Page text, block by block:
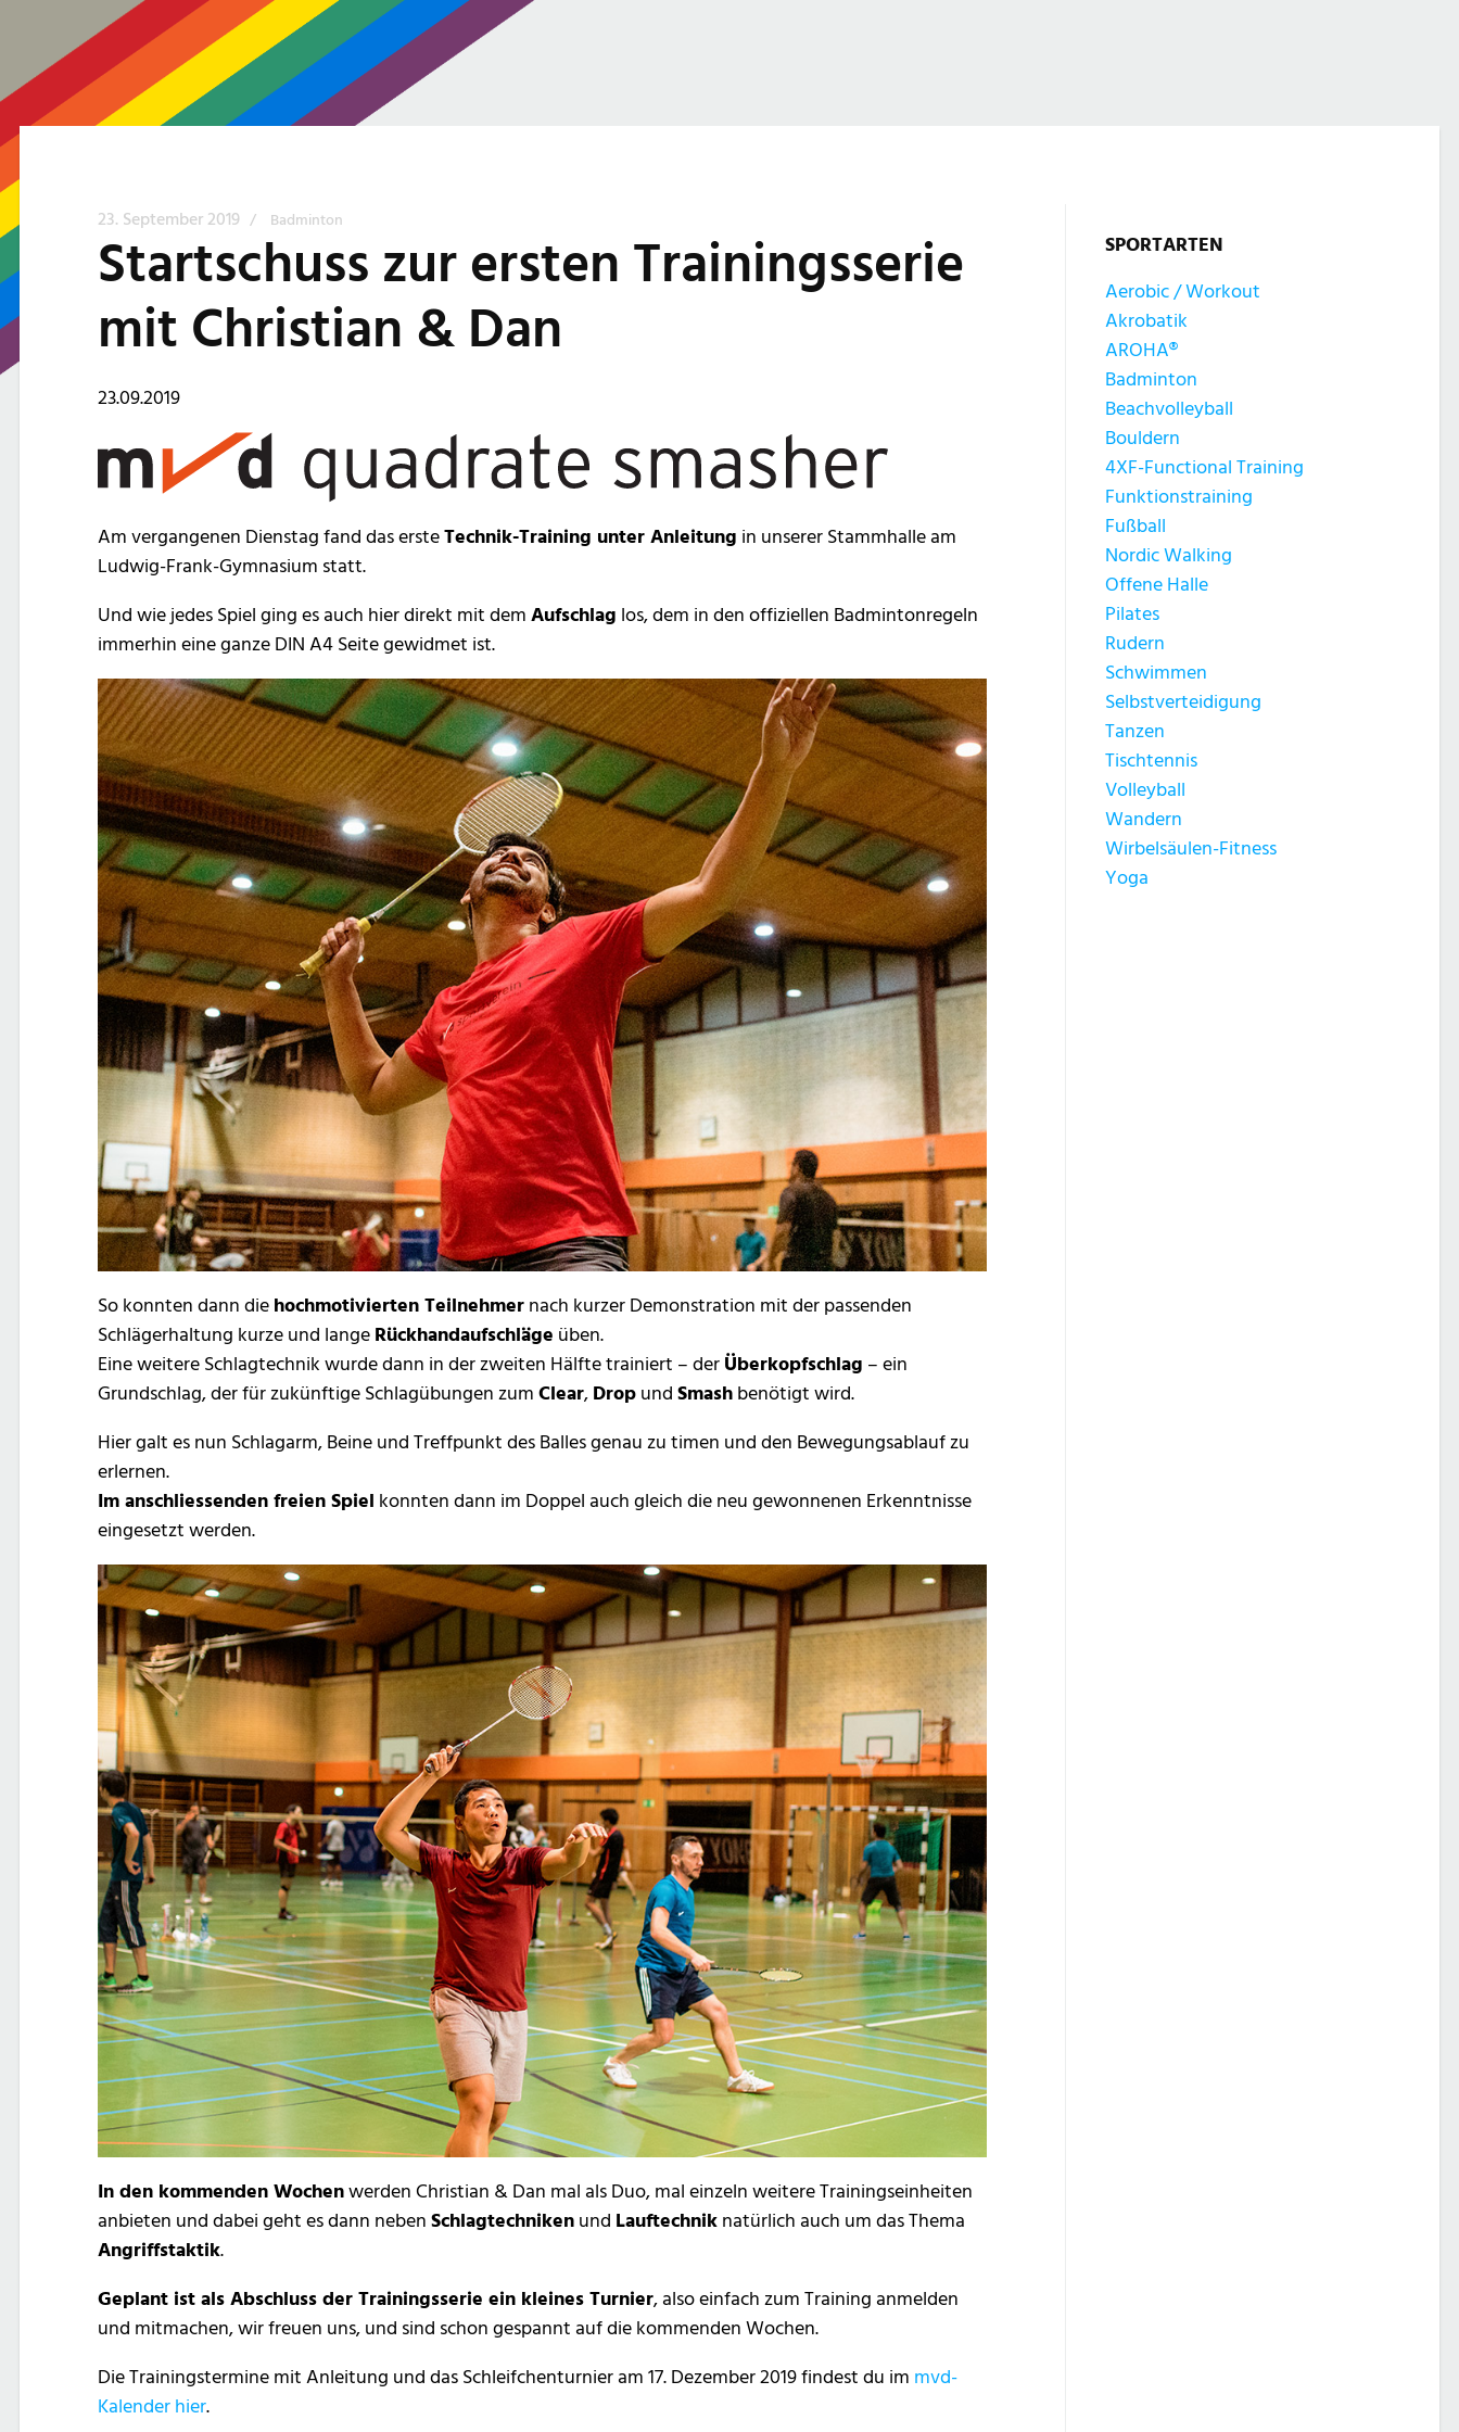
23. September 2019 / Badminton
Startschuss zur ersten Trainingsserie
mit Christian & Dan
23.09.2019
Am vergangenen Dienstag fand das ersteTechnik-Training unter Anleitung in unserer Stammhalle am
Ludwig-Frank-Gymnasium statt.
Und wie jedes Spiel ging es auch hier direkt mit dem Aufschlag los, dem in den offiziellen Badmintonregeln
immerhin eine ganze DIN A4 Seite gewidmet ist.
So konnten dann die hochmotivierten Teilnehmer nach kurzer Demonstration mit der passenden
Schlägerhaltung kurze und lange Rückhandaufschläge üben.
Eine weitere Schlagtechnik wurde dann in der zweiten Hälfte trainiert – der Überkopfschlag – ein
Grundschlag, der für zukünftige Schlagübungen zum Clear, Drop und Smash benötigt wird.
Hier galt es nun Schlagarm, Beine und Treffpunkt des Balles genau zu timen und den Bewegungsablauf zu
erlernen.
Im anschliessenden freien Spiel konnten dann im Doppel auch gleich die neu gewonnenen Erkenntnisse
eingesetzt werden.
In den kommenden Wochenwerden Christian & Dan mal als Duo, mal einzeln weitere Trainingseinheiten
anbieten und dabei geht es dann neben Schlagtechniken und Lauftechnik natürlich auch um das Thema
Angriffstaktik.
Geplant ist als Abschluss der Trainingsserie ein kleines Turnier, also einfach zum Training anmelden
und mitmachen, wir freuen uns, und sind schon gespannt auf die kommenden Wochen.
Die Trainingstermine mit Anleitung und das Schleifchenturnier am 17. Dezember 2019 findest du im mvd-
Kalender hier.
SPORTARTEN
Aerobic / Workout
Akrobatik
AROHA®
Badminton
Beachvolleyball
Bouldern
4XF-Functional Training
Funktionstraining
Fußball
Nordic Walking
Offene Halle
Pilates
Rudern
Schwimmen
Selbstverteidigung
Tanzen
Tischtennis
Volleyball
Wandern
Wirbelsäulen-Fitness
Yoga